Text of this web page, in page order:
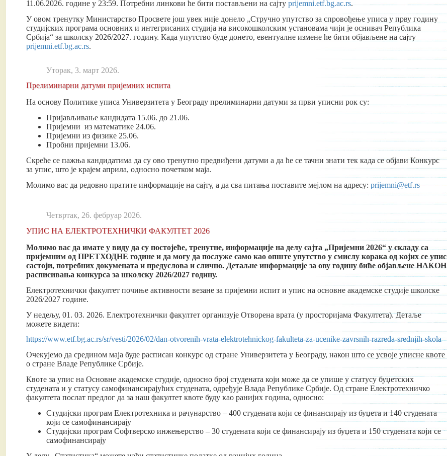
11.06.2026. године у 23:59. Потребни линкови ће бити постављени на сајту prijemni.etf.bg.ac.rs.
У овом тренутку Министарство Просвете још увек није донело „Стручно упутство за спровођење уписа у прву годину
студијских програма основних и интегрисаних студија на високошколским установама чији је оснивач Република
Србија“ за школску 2026/2027. годину. Када упутство буде донето, евентуалне измене ће бити објављене на сајту
prijemni.etf.bg.ac.rs.
Уторак, 3. март 2026.
Прелиминарни датуми пријемних испита
На основу Политике уписа Универзитета у Београду прелиминарни датуми за први уписни рок су:
Пријављивање кандидата 15.06. до 21.06.
Пријемни из математике 24.06.
Пријемни из физике 25.06.
Пробни пријемни 13.06.
Скреће се пажња кандидатима да су ово тренутно предвиђени датуми а да ће се тачни знати тек када се објави Конкурс
за упис, што је крајем априла, односно почетком маја.
Молимо вас да редовно пратите информације на сајту, а да сва питања поставите мејлом на адресу: prijemni@etf.rs
Четвртак, 26. фебруар 2026.
УПИС НА ЕЛЕКТРОТЕХНИЧКИ ФАКУЛТЕТ 2026
Молимо вас да имате у виду дa су постојеће, тренутне, информације на делу сајта „Пријемни 2026“ у складу са
пријемним од ПРЕТХОДНЕ године и да могу да послуже само као опште упутство у смислу корака од којих се упис
састоји, потребних докумената и предуслова и слично. Детаљне информације за ову годину биће објављене НАКОН
расписивања конкурса за школску 2026/2027 годину.
Електротехнички факултет почиње активности везане за пријемни испит и упис на основне академске студије школске
2026/2027 године.
У недељу, 01. 03. 2026. Електротехнички факултет организује Отворена врата (у просторијама Факултета). Детаље
можете видети:
https://www.etf.bg.ac.rs/sr/vesti/2026/02/dan-otvorenih-vrata-elektrotehnickog-fakulteta-za-ucenike-zavrsnih-razreda-srednjih-skola
Очекујемо да средином маја буде расписан конкурс од стране Универзитета у Београду, након што се усвоје уписне квоте
о стране Владе Републике Србије.
Квоте за упис на Основне академске студије, односно број студената који може да се упише у статусу буџетских
студената и у статусу самофинансирајућих студената, одређује Влада Републике Србије. Од стране Електротехничко
факултета послат предлог да за наш факултет квоте буду као ранијих година, односно:
Студијски програм Електротехника и рачунарство – 400 студената који се финансирају из буџета и 140 студената
који се самофинансирају
Студијски програм Софтверско инжењерство – 30 студената који се финансирају из буџета и 150 студената који се
самофинансирају